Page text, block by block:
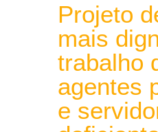
Projeto
mais
trabalho
agentes
e